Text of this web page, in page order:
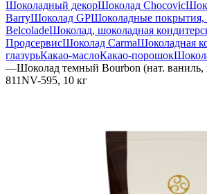
Шоколадный декорШоколад Chocovic
BarryШоколад GPШоколадные покрытия,
BelcoladeШоколад, шоколадная
ПродсервисШоколад CarmaШоколадная
глазурьКакао-маслоКакао-порошок
—Шоколад темный Bourbon (нат. ваниль,
811NV-595, 10 кг